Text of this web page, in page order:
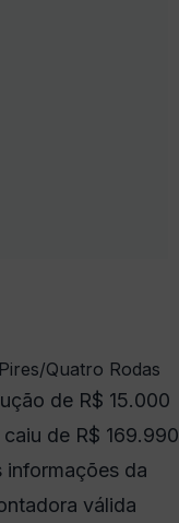
Quatro Rodas
de R$ 15.000
de R$ 169.990
informações da
válida